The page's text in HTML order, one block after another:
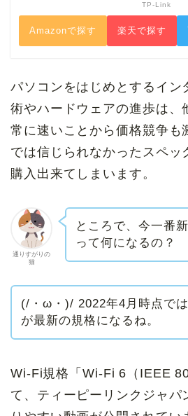
TP-Link
Amazonで探す 楽天で探す
パソコンをはじめとするイン
術やハードウェアの進歩は、
常に速いことから価格競争も
では信じられなかったスペッ
購入出来てしまいます。
通りすがりの
猫
ところで、今一番
って何になるの？
(/・ω・)/ 2022年4月時点で
が最新の規格になるね。
Wi-Fi規格「Wi-Fi 6（ IEEE
て、ティーピーリンクジャパ